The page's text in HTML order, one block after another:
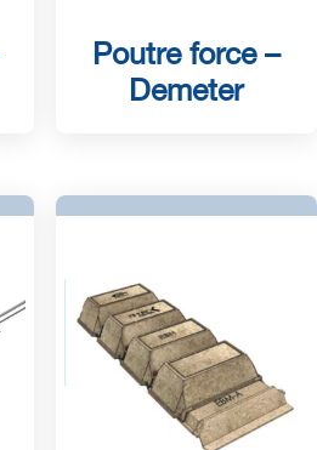
Poutre force –
Demeter